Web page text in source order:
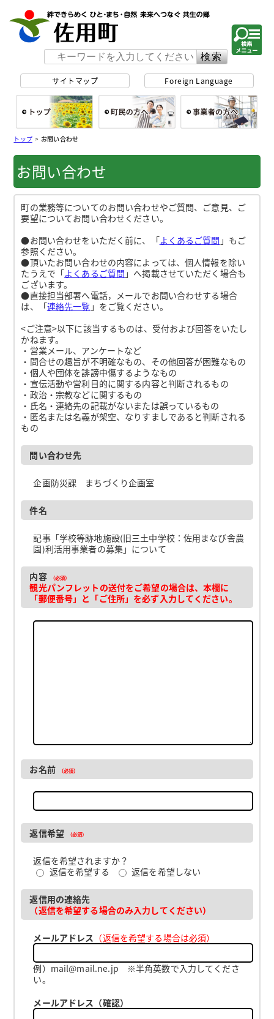
サイトマップ Foreign Language
トップ>お問い合わせ
お問い合わせ
町の業務等についてのお問い合わせやご質問、ご意見、ご
要望についてお問い合わせください。
●お問い合わせをいただく前に、「よくあるご質問 」もご
参照ください。
●頂いたお問い合わせの内容によっては、個人情報を除い
たうえで「よくあるご質問 」へ掲載させていただく場合も
ございます。
●直接担当部署へ電話，メールでお問い合わせする場合
は、「連絡先一覧 」をご覧ください。
<ご注意>以下に該当するものは、受付および回答をいたし
かねます。
・営業メール、アンケートなど
・問合せの趣旨が不明確なもの、その他回答が困難なもの
・個人や団体を誹謗中傷するようなもの
・宣伝活動や営利目的に関する内容と判断されるもの
・政治・宗教などに関するもの
・氏名・連絡先の記載がないまたは誤っているもの
・匿名または名義が架空、なりすましであると判断される
もの
問い合わせ先
企画防災課 まちづくり企画室
件名
記事「学校等跡地施設(旧三土中学校：佐用まなび舎農
園)利活用事業者の募集」について
内容 （必須）
観光パンフレットの送付をご希望の場合は、本欄に
「郵便番号」と「ご住所」を必ず入力してください。
お名前 （必須）
返信希望 （必須）
返信を希望されますか？
返信を希望する
返信を希望しない
返信用の連絡先
（返信を希望する場合のみ入力してください）
メールアドレス （返信を希望する場合は必須）
例）mail@mail.ne.jp ※半角英数で入力してくださ
い。
メールアドレス（確認）